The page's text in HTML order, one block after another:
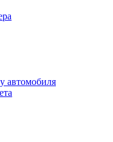
автомобиля